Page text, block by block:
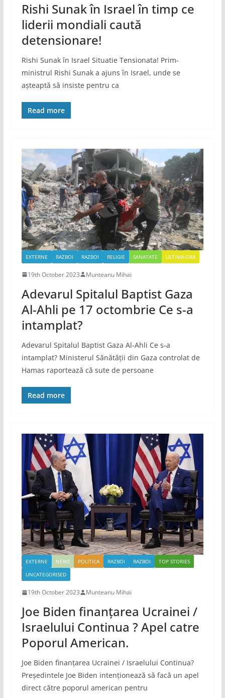
Rishi Sunak în Israel în timp ce
liderii mondiali caută
detensionare!
Rishi Sunak în Israel Situatie Tensionata! Prim-
ministrul Rishi Sunak a ajuns în Israel, unde se
așteaptă să insiste pentru ca
Read more
EXTERNE RAZBOI RAZBOI RELIGIE SANATATE ULTIMA-ORA
19th October 2023 Munteanu Mihai
Adevarul Spitalul Baptist Gaza
Al-Ahli pe 17 octombrie Ce s-a
intamplat?
Adevarul Spitalul Baptist Gaza Al-Ahli Ce s-a
intamplat? Ministerul Sănătății din Gaza controlat de
Hamas raportează că sute de persoane
Read more
EXTERNE NEWS POLITICA RAZBOI RAZBOI
TOP STORIES
UNCATEGORISED
19th October 2023 Munteanu Mihai
Joe Biden finanțarea Ucrainei /
Israelului Continua ? Apel catre
Poporul American.
Joe Biden finanțarea Ucrainei / Israelului Continua?
Președintele Joe Biden intenționează să facă un apel
direct către poporul american pentru